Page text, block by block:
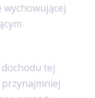
tej